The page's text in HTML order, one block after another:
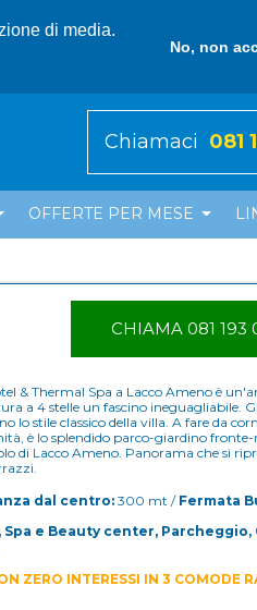
di media.
No, non
Chiamaci 081
OFFERTE PER MESE
CHIAMA 081 193
& Thermal Spa a Lacco Ameno è
a 4 stelle un fascino ineguagliabile.
lo stile classico della villa. A fare da
è lo splendido parco-giardino
di Lacco Ameno. Panorama che si
dal centro: 300 mt / Fermata
e Beauty center, Parcheggio,
ZERO INTERESSI IN 3 COMODE